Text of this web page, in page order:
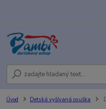
Úvod Detská vyšívaná osuška